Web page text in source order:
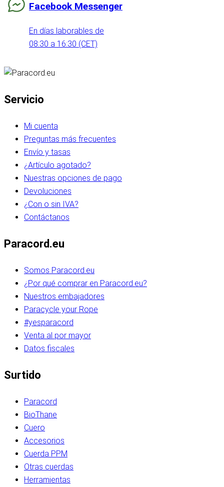
Facebook Messenger
En días laborables de
08:30 a 16:30 (CET)
Servicio
Mi cuenta
Preguntas más frecuentes
Envío y tasas
¿Artículo agotado?
Nuestras opciones de pago
Devoluciones
¿Con o sin IVA?
Contáctanos
Paracord.eu
Somos Paracord.eu
¿Por qué comprar en Paracord.eu?
Nuestros embajadores
Paracycle your Rope
#yesparacord
Venta al por mayor
Datos fiscales
Surtido
Paracord
BioThane
Cuero
Accesorios
Cuerda PPM
Otras cuerdas
Herramientas